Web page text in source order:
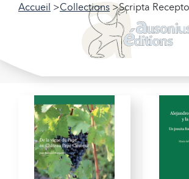
Accueil Collections Scripta
Filtrer nos collections